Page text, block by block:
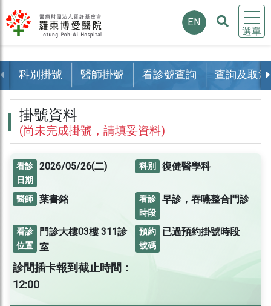
選單
EN
科別掛號 醫師掛號 看診號查詢 查詢及取消
掛號資料
(尚未完成掛號，請填妥資料)
看診
日期
2026/05/26(二) 科別 復健醫學科
醫師 葉書銘
看診
時段
早診，吞嚥整合門診
看診
位置
門診大樓03樓311診
室
預約
號碼
已過預約掛號時段
診間插卡報到截止時間：
12:00